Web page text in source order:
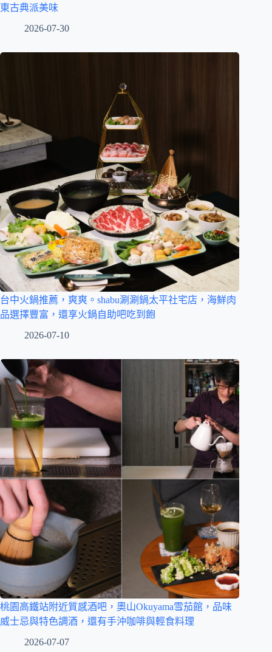
東古典派美味
2026-07-30
台中火鍋推薦，爽爽。shabu涮涮鍋太平社宅店，海鮮肉
品選擇豐富，還享火鍋自助吧吃到飽
2026-07-10
桃園高鐵站附近質感酒吧，奧山Okuyama雪茄館，品味
威士忌與特色調酒，還有手沖咖啡與輕食料理
2026-07-07